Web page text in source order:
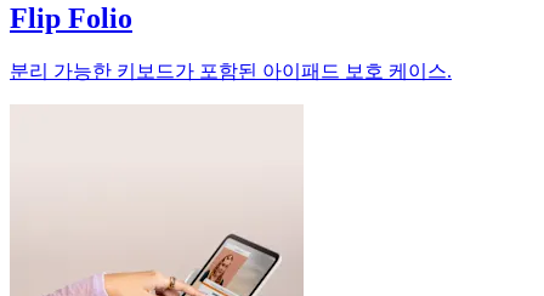
Flip Folio
분리 가능한 키보드가 포함된 아이패드 보호 케이스.